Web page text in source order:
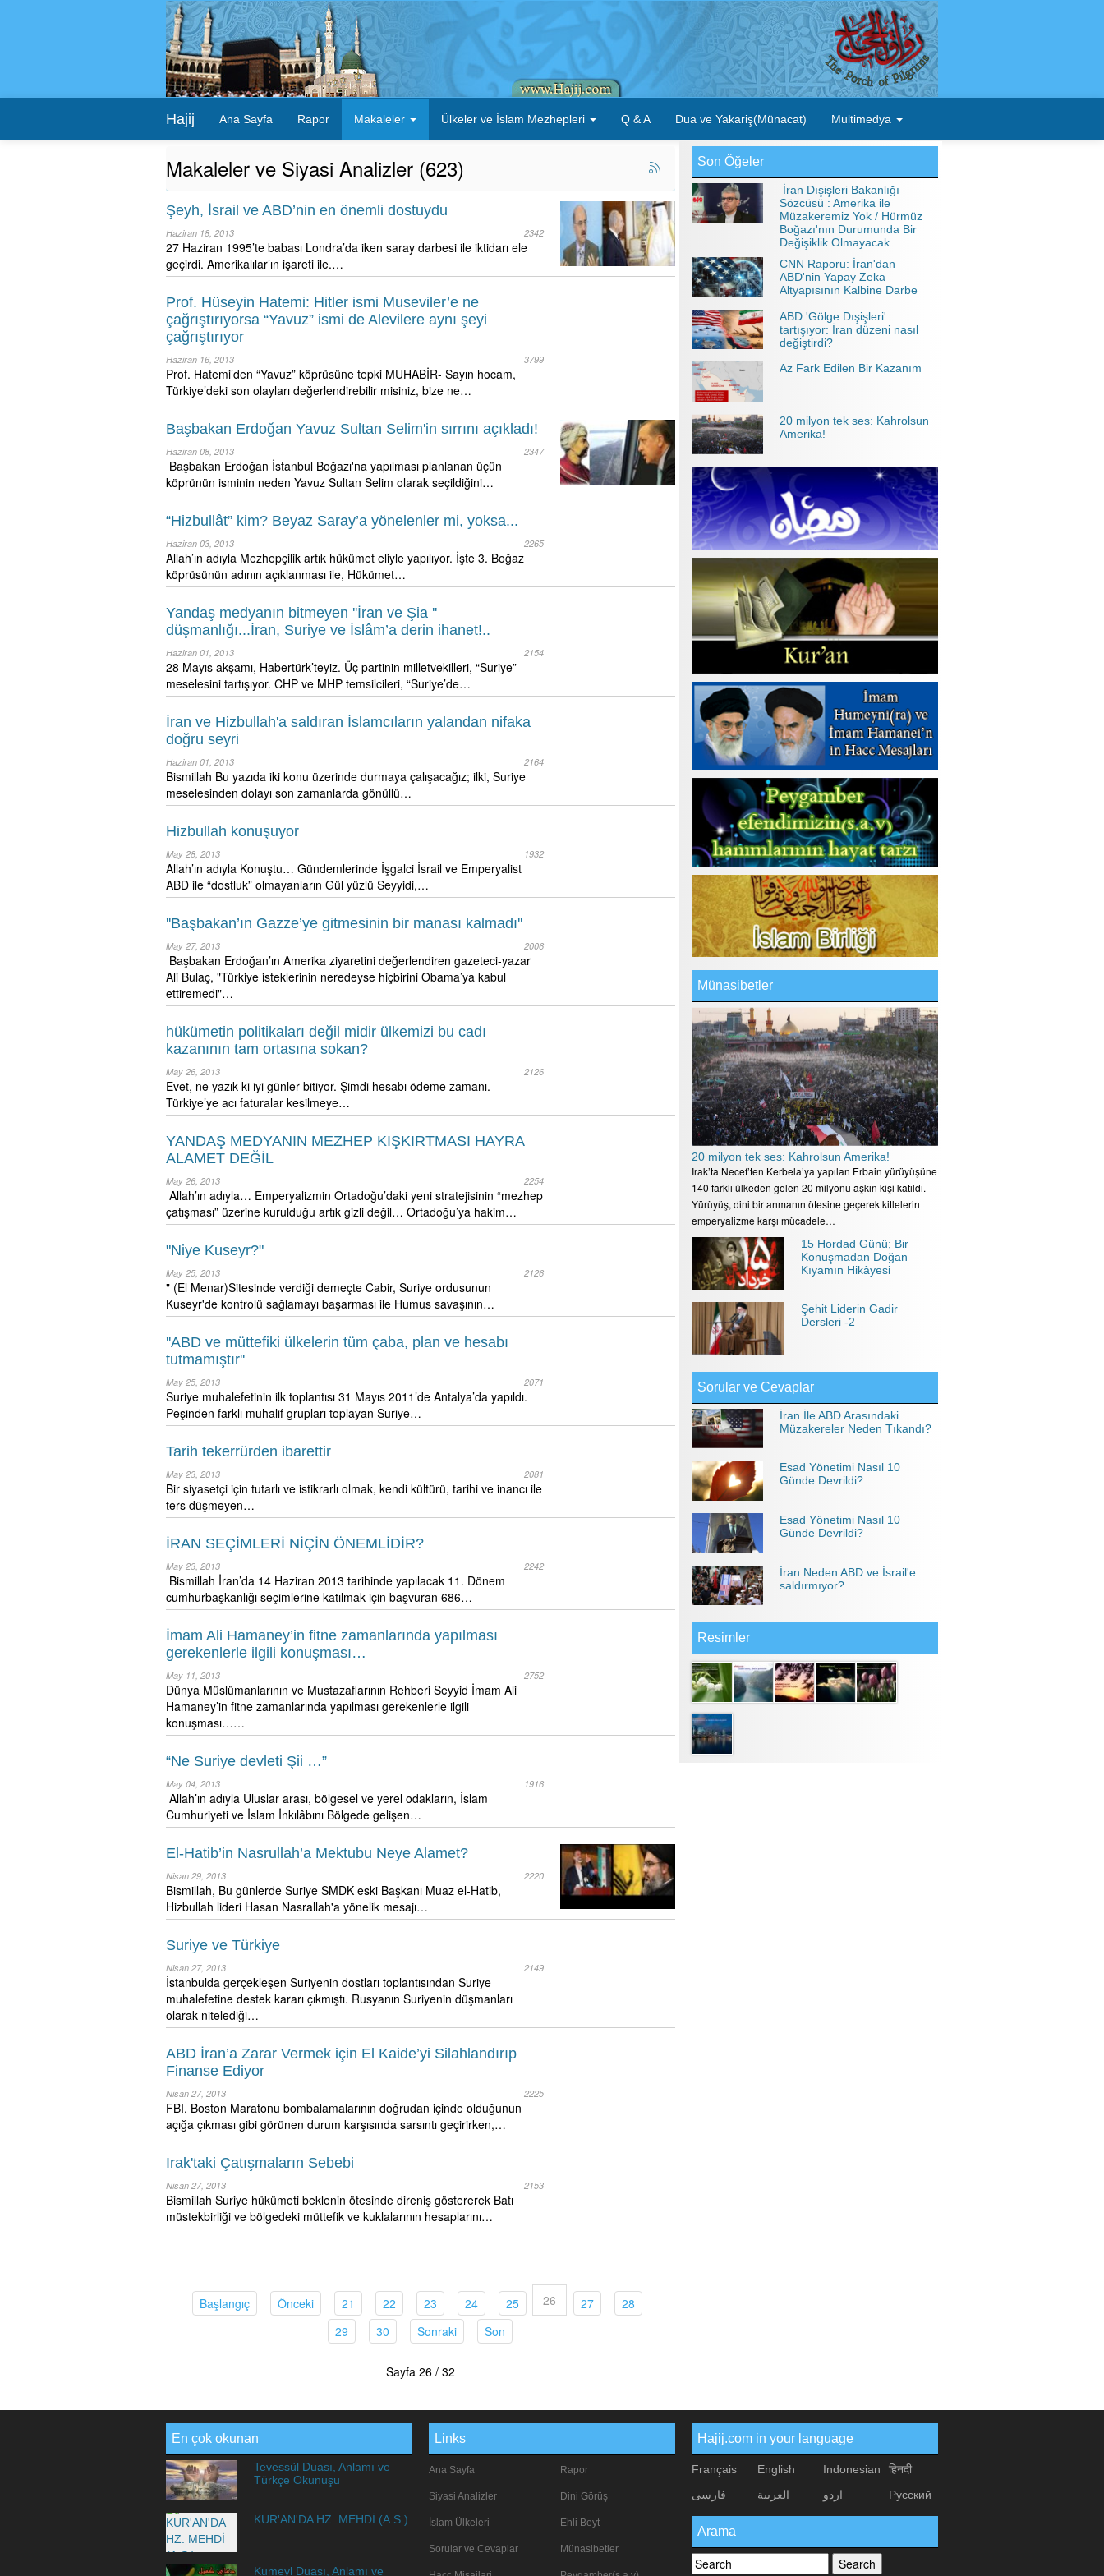
Hajij Ana Sayfa Rapor Makaleler Ülkeler ve İslam Mezhepleri Q & A Dua ve Yakariş(Münacat) Multimedya
Makaleler ve Siyasi Analizler (623)
Şeyh, İsrail ve ABD’nin en önemli dostuydu
Haziran 18, 2013 2342
27 Haziran 1995’te babası Londra’da iken saray darbesi ile iktidarı ele
geçirdi. Amerikalılar’ın işareti ile.…
Prof. Hüseyin Hatemi: Hitler ismi Museviler’e ne
çağrıştırıyorsa “Yavuz” ismi de Alevilere aynı şeyi
çağrıştırıyor
Haziran 16, 2013 3799
Prof. Hatemi’den “Yavuz” köprüsüne tepki MUHABİR- Sayın hocam,
Türkiye’deki son olayları değerlendirebilir misiniz, bize ne…
Başbakan Erdoğan Yavuz Sultan Selim'in sırrını açıkladı!
Haziran 08, 2013 2347
Başbakan Erdoğan İstanbul Boğazı'na yapılması planlanan üçün
köprünün isminin neden Yavuz Sultan Selim olarak seçildiğini…
“Hizbullât” kim? Beyaz Saray’a yönelenler mi, yoksa...
Haziran 03, 2013 2265
Allah’ın adıyla Mezhepçilik artık hükümet eliyle yapılıyor. İşte 3. Boğaz
köprüsünün adının açıklanması ile, Hükümet…
Yandaş medyanın bitmeyen ''İran ve Şia ''
düşmanlığı...İran, Suriye ve İslâm’a derin ihanet!..
Haziran 01, 2013 2154
28 Mayıs akşamı, Habertürk’teyiz. Üç partinin milletvekilleri, “Suriye”
meselesini tartışıyor. CHP ve MHP temsilcileri, “Suriye’de…
İran ve Hizbullah'a saldıran İslamcıların yalandan nifaka
doğru seyri
Haziran 01, 2013 2164
Bismillah Bu yazıda iki konu üzerinde durmaya çalışacağız; ilki, Suriye
meselesinden dolayı son zamanlarda gönüllü…
Hizbullah konuşuyor
May 28, 2013 1932
Allah’ın adıyla Konuştu… Gündemlerinde İşgalci İsrail ve Emperyalist
ABD ile “dostluk” olmayanların Gül yüzlü Seyyidi,…
''Başbakan’ın Gazze’ye gitmesinin bir manası kalmadı''
May 27, 2013 2006
Başbakan Erdoğan’ın Amerika ziyaretini değerlendiren gazeteci-yazar
Ali Bulaç, "Türkiye isteklerinin neredeyse hiçbirini Obama’ya kabul
ettiremedi"…
hükümetin politikaları değil midir ülkemizi bu cadı
kazanının tam ortasına sokan?
May 26, 2013 2126
Evet, ne yazık ki iyi günler bitiyor. Şimdi hesabı ödeme zamanı.
Türkiye’ye acı faturalar kesilmeye…
YANDAŞ MEDYANIN MEZHEP KIŞKIRTMASI HAYRA
ALAMET DEĞİL
May 26, 2013 2254
Allah’ın adıyla… Emperyalizmin Ortadoğu’daki yeni stratejisinin “mezhep
çatışması” üzerine kurulduğu artık gizli değil… Ortadoğu’ya hakim…
"Niye Kuseyr?"
May 25, 2013 2126
" (El Menar)Sitesinde verdiği demeçte Cabir, Suriye ordusunun
Kuseyr'de kontrolü sağlamayı başarması ile Humus savaşının…
''ABD ve müttefiki ülkelerin tüm çaba, plan ve hesabı
tutmamıştır''
May 25, 2013 2071
Suriye muhalefetinin ilk toplantısı 31 Mayıs 2011’de Antalya’da yapıldı.
Peşinden farklı muhalif grupları toplayan Suriye…
Tarih tekerrürden ibarettir
May 23, 2013 2081
Bir siyasetçi için tutarlı ve istikrarlı olmak, kendi kültürü, tarihi ve inancı ile
ters düşmeyen…
İRAN SEÇİMLERİ NİÇİN ÖNEMLİDİR?
May 23, 2013 2242
Bismillah İran’da 14 Haziran 2013 tarihinde yapılacak 11. Dönem
cumhurbaşkanlığı seçimlerine katılmak için başvuran 686…
İmam Ali Hamaney’in fitne zamanlarında yapılması
gerekenlerle ilgili konuşması…
May 11, 2013 2752
Dünya Müslümanlarının ve Mustazaflarının Rehberi Seyyid İmam Ali
Hamaney’in fitne zamanlarında yapılması gerekenlerle ilgili
konuşması……
“Ne Suriye devleti Şii …”
May 04, 2013 1916
Allah’ın adıyla Uluslar arası, bölgesel ve yerel odakların, İslam
Cumhuriyeti ve İslam İnkılâbını Bölgede gelişen…
El-Hatib’in Nasrullah’a Mektubu Neye Alamet?
Nisan 29, 2013 2220
Bismillah, Bu günlerde Suriye SMDK eski Başkanı Muaz el-Hatib,
Hizbullah lideri Hasan Nasrallah'a yönelik mesajı…
Suriye ve Türkiye
Nisan 27, 2013 2149
İstanbulda gerçekleşen Suriyenin dostları toplantısından Suriye
muhalefetine destek kararı çıkmıştı. Rusyanın Suriyenin düşmanları
olarak nitelediği…
ABD İran’a Zarar Vermek için El Kaide’yi Silahlandırıp
Finanse Ediyor
Nisan 27, 2013 2225
FBI, Boston Maratonu bombalamalarının doğrudan içinde olduğunun
açığa çıkması gibi görünen durum karşısında sarsıntı geçirirken,…
Irak'taki Çatışmaların Sebebi
Nisan 27, 2013 2153
Bismillah Suriye hükümeti beklenin ötesinde direniş göstererek Batı
müstekbirliği ve bölgedeki müttefik ve kuklalarının hesaplarını…
Başlangıç(current)Önceki(current)
21 (current)
22(current)
23(current)
24(current)
25(current)
26 27(current)
28(current)
29 (current)
30 (current)Sonraki(current)
Son
Sayfa 26 / 32
Son Öğeler
İran Dışişleri Bakanlığı
Sözcüsü : Amerika ile
Müzakeremiz Yok / Hürmüz
Boğazı'nın Durumunda Bir
Değişiklik Olmayacak
CNN Raporu: İran'dan
ABD'nin Yapay Zeka
Altyapısının Kalbine Darbe
ABD 'Gölge Dışişleri'
tartışıyor: İran düzeni nasıl
değiştirdi?
Az Fark Edilen Bir Kazanım
20 milyon tek ses: Kahrolsun
Amerika!
Münasibetler
20 milyon tek ses: Kahrolsun Amerika!
Irak’ta Necef’ten Kerbela’ya yapılan Erbain yürüyüşüne
140 farklı ülkeden gelen 20 milyonu aşkın kişi katıldı.
Yürüyüş, dini bir anmanın ötesine geçerek kitlelerin
emperyalizme karşı mücadele…
15 Hordad Günü; Bir
Konuşmadan Doğan
Kıyamın Hikâyesi
Şehit Liderin Gadir
Dersleri -2
Sorular ve Cevaplar
İran İle ABD Arasındaki
Müzakereler Neden Tıkandı?
Esad Yönetimi Nasıl 10
Günde Devrildi?
Esad Yönetimi Nasıl 10
Günde Devrildi?
İran Neden ABD ve İsrail'e
saldırmıyor?
Resimler
En çok okunan
Tevessül Duası, Anlamı ve
Türkçe Okunuşu
KUR'AN'DA HZ. MEHDİ (A.S.)
Kumeyl Duası, Anlamı ve
Links
Ana Sayfa Rapor
Siyasi Analizler Dini Görüş
İslam Ülkeleri Ehli Beyt
Sorular ve Cevaplar Münasibetler
Hajij.com in your language
Français English Indonesian
हिनदी
فارسی
العربیة اردو Русский
Arama